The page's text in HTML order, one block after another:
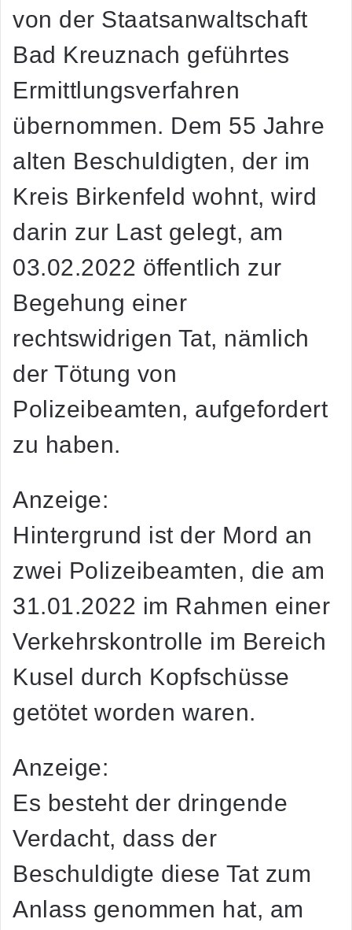
von der Staatsanwaltschaft
Bad Kreuznach geführtes
Ermittlungsverfahren
übernommen. Dem 55 Jahre
alten Beschuldigten, der im
Kreis Birkenfeld wohnt, wird
darin zur Last gelegt, am
03.02.2022 öffentlich zur
Begehung einer
rechtswidrigen Tat, nämlich
der Tötung von
Polizeibeamten, aufgefordert
zu haben.
Anzeige:
Hintergrund ist der Mord an
zwei Polizeibeamten, die am
31.01.2022 im Rahmen einer
Verkehrskontrolle im Bereich
Kusel durch Kopfschüsse
getötet worden waren.
Anzeige:
Es besteht der dringende
Verdacht, dass der
Beschuldigte diese Tat zum
Anlass genommen hat, am